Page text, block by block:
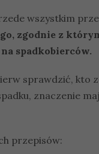
wszystkim
zgodnie z
spadkobierców.
sprawdzić, kto
znaczenie
przepisów: